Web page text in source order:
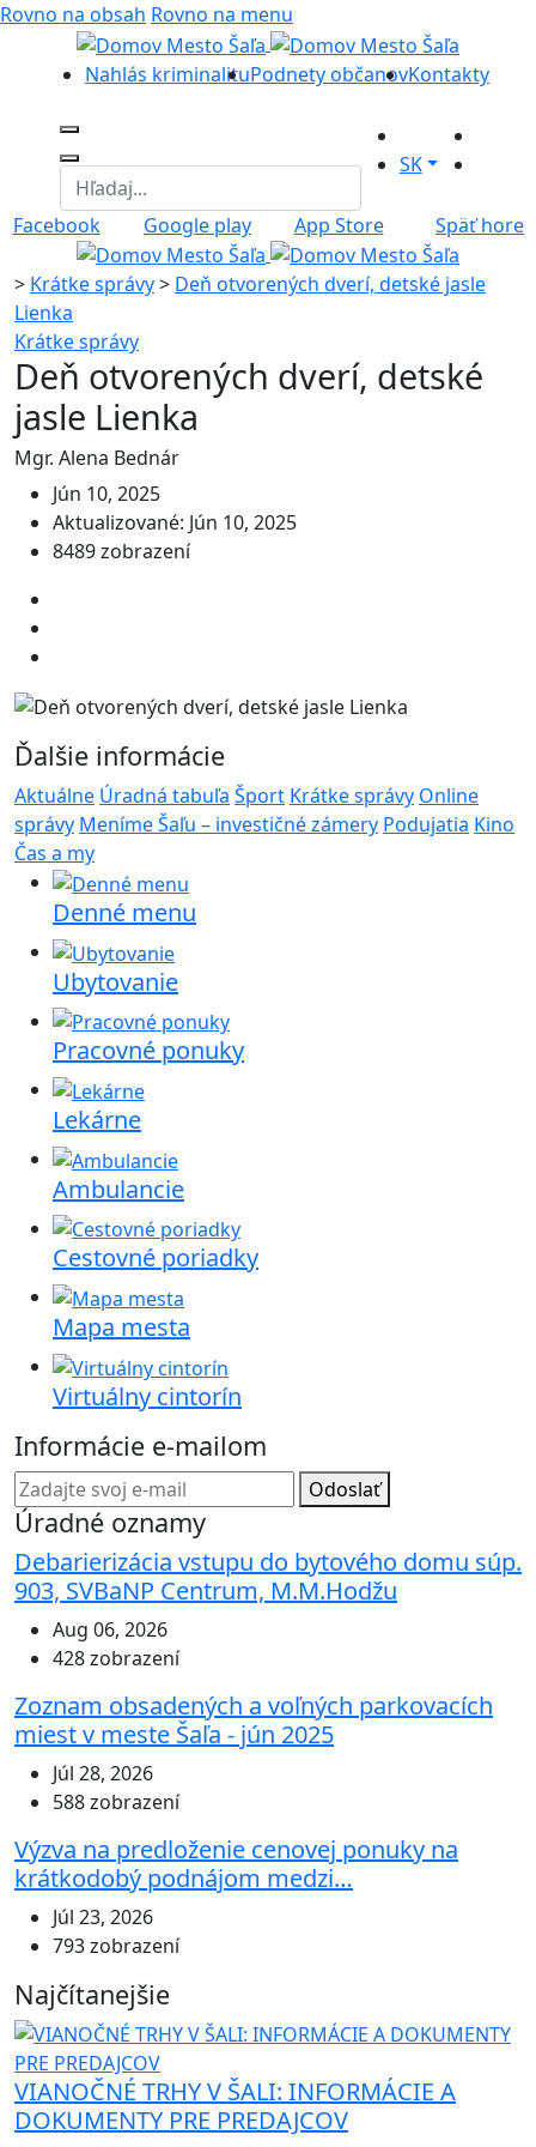
Rovno na obsah Rovno na menu
Nahlás kriminalituPodnety občanovKontakty
SK
Facebook Google play App Store Späť hore
> Krátke správy> Deň otvorených dverí, detské jasle
Lienka
Krátke správy
Deň otvorených dverí, detské
jasle Lienka
Mgr. Alena Bednár
Jún 10, 2025
Aktualizované: Jún 10, 2025
8489 zobrazení
Ďalšie informácie
Aktuálne Úradná tabuľa Šport Krátke správy Online
správy Meníme Šaľu – investičné zámery Podujatia Kino
Čas a my
Denné menu
Ubytovanie
Pracovné ponuky
Lekárne
Ambulancie
Cestovné poriadky
Mapa mesta
Virtuálny cintorín
Informácie e-mailom
Odoslať
Úradné oznamy
Debarierizácia vstupu do bytového domu súp.
903, SVBaNP Centrum, M.M.Hodžu
Aug 06, 2026
428 zobrazení
Zoznam obsadených a voľných parkovacích
miest v meste Šaľa - jún 2025
Júl 28, 2026
588 zobrazení
Výzva na predloženie cenovej ponuky na
krátkodobý podnájom medzi…
Júl 23, 2026
793 zobrazení
Najčítanejšie
VIANOČNÉ TRHY V ŠALI: INFORMÁCIE A
DOKUMENTY PRE PREDAJCOV